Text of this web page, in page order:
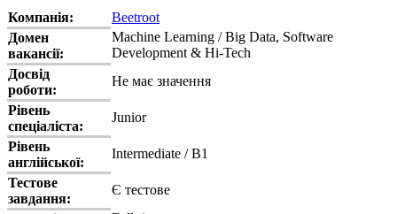
Компанія:
Beetroot
Домен
вакансії:
Machine Learning / Big Data, Software
Development & Hi-Tech
Досвід
роботи:
Не має значення
Рівень
спеціаліста:
Junior
Рівень
англійської:
Intermediate / B1
Тестове
завдання:
Є тестове